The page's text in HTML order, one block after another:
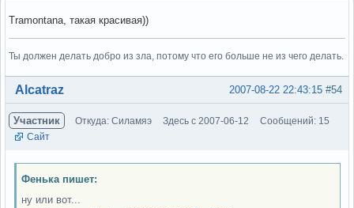
Tramontana, такая красивая))
Ты должен делать добро из зла, потому что его больше не из чего делать.
Вне форума #54
2007-08-22 22:43:15
Alcatraz
Участник Откуда: Силамяэ Здесь с 2007-06-12
Сообщений: 15
Сайт
Фенька пишет:
ну или вот...